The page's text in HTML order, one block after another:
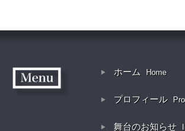
ホーム Home
プロフィール
舞台のお知らせ